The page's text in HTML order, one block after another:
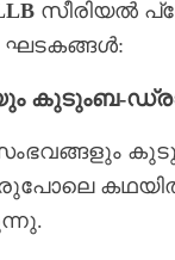
സീരിയൽ
ഘടകങ്ങൾ:
കുടുംബ-